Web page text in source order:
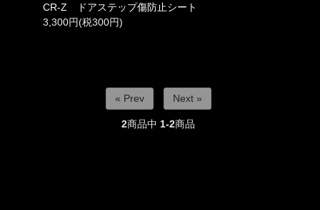
CR-Z ドアステップ傷防止シート
3,300円(税300円)
« Prev Next »
2商品中 1-2商品